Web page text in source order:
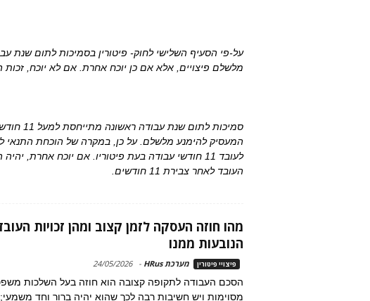
על-פי הסעיף השלישי לחוק- פיטורין בסמיכות לתום שנת
מלשלם פיצויים, אלא אם כן יוכח אחרת. אם לא יוכח, זכות
סמיכות
המעסיק להימנע מלשלם. על כן, במקרה של הוכחת התנאי
לעובד 11 חודשי עבודה בעת פיטוריו. אם יוכח
העובד לאחר צבירת 11 חודשים.
מהו חוזה העסקה לזמן קצוב ומהן זכויות
הנובעות ממנו
פיצויי פיטורין מערכת HRus -
24/05/2026
הסכם העבודה לתקופה קצובה הוא חוזה בעל השלכות
מסוימות ויש חשיבות רבה לכך שהוא יהיה ברור וחד